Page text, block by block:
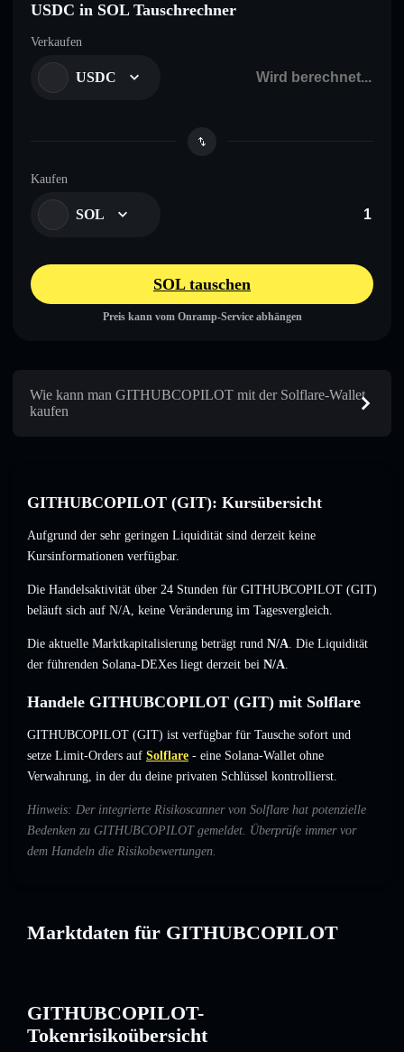
USDC in SOL Tauschrechner
Verkaufen
USDC
Kaufen
SOL
SOL tauschen
Preis kann vom Onramp-Service abhängen
Wie kann man GITHUBCOPILOT mit der Solflare-Wallet
kaufen
GITHUBCOPILOT (GIT): Kursübersicht
Aufgrund der sehr geringen Liquidität sind derzeit keine
Kursinformationen verfügbar.
Die Handelsaktivität über 24 Stunden für GITHUBCOPILOT (GIT)
beläuft sich auf N/A, keine Veränderung im Tagesvergleich.
Die aktuelle Marktkapitalisierung beträgt rund N/A. Die Liquidität
der führenden Solana-DEXes liegt derzeit bei N/A.
Handele GITHUBCOPILOT (GIT) mit Solflare
GITHUBCOPILOT (GIT) ist verfügbar für Tausche sofort und
setze Limit-Orders auf Solflare - eine Solana-Wallet ohne
Verwahrung, in der du deine privaten Schlüssel kontrollierst.
Hinweis: Der integrierte Risikoscanner von Solflare hat potenzielle
Bedenken zu GITHUBCOPILOT gemeldet. Überprüfe immer vor
dem Handeln die Risikobewertungen.
Marktdaten für GITHUBCOPILOT
GITHUBCOPILOT-
Tokenrisikoübersicht